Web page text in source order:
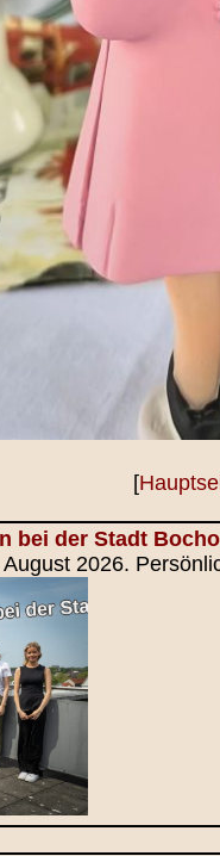
[
bei der Stadt
2026.